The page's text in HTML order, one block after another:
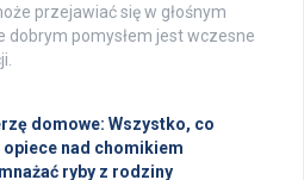
przejawiać się w głośnym
dobrym pomysłem jest wczesne
domowe: Wszystko, co
nad chomikiem
ryby z rodziny